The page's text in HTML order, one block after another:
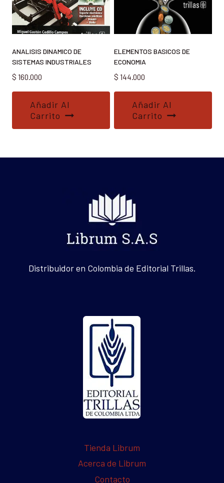
ANALISIS DINAMICO DE
SISTEMAS INDUSTRIALES
$ 160.000
Añadir Al
Carrito
ELEMENTOS BASICOS DE
ECONOMIA
$ 144.000
Añadir Al
Carrito
Distribuidor en Colombia de Editorial Trillas.
Tienda Librum
Acerca de Librum
Contacto